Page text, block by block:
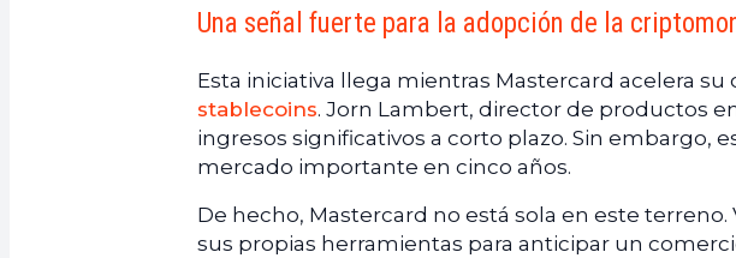
Una señal fuerte para la adopción de la
Esta iniciativa llega mientras Mastercard acelera su
stablecoins. Jorn Lambert, director de productos
ingresos significativos a corto plazo. Sin embargo,
mercado importante en cinco años.
De hecho, Mastercard no está sola en este
sus propias herramientas para anticipar un